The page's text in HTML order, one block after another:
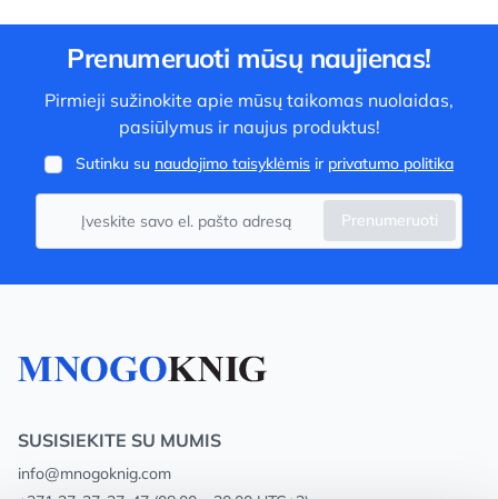
Prenumeruoti mūsų naujienas!
Pirmieji sužinokite apie mūsų taikomas nuolaidas,
pasiūlymus ir naujus produktus!
Sutinku su naudojimo taisyklėmis ir privatumo politika
Prenumeruoti
SUSISIEKITE SU MUMIS
info@mnogoknig.com